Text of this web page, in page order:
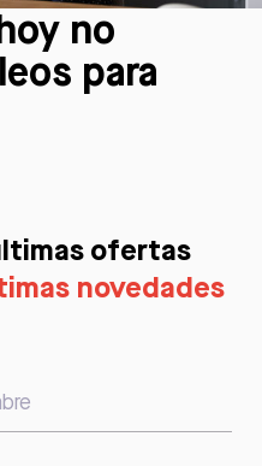
no
para
ofertas
novedades